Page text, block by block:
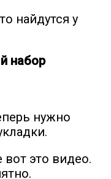
найдутся у
набор
нужно
вот это видео.